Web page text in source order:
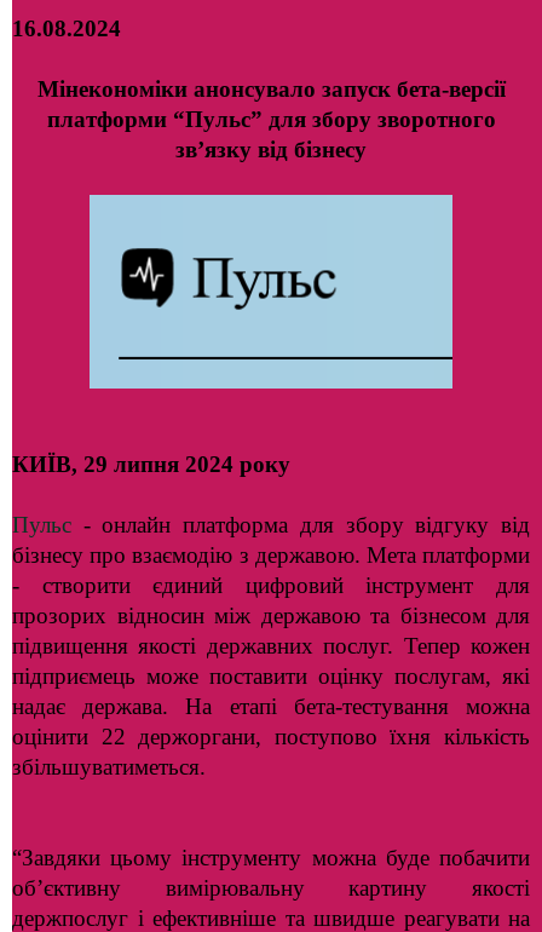
16.08.2024
Мінекономіки анонсувало запуск бета-версії
платформи “Пульс” для збору зворотного
зв’язку від бізнесу
КИЇВ, 29 липня 2024 року
Пульс - онлайн платформа для збору відгуку від
бізнесу про взаємодію з державою. Мета платформи
- створити єдиний цифровий інструмент для
прозорих відносин між державою та бізнесом для
підвищення якості державних послуг. Тепер кожен
підприємець може поставити оцінку послугам, які
надає держава. На етапі бета-тестування можна
оцінити 22 держоргани, поступово їхня кількість
збільшуватиметься.
“Завдяки цьому інструменту можна буде побачити
об’єктивну вимірювальну картину якості
держпослуг і ефективніше та швидше реагувати на